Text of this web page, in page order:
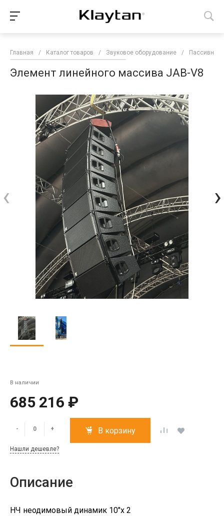
Главная / Каталог товаров / Звуковое оборудование / Пассивные
Элемент линейного массива JAB-V8
‹ ›
В наличии
685 216 ₽
- + В корзину
Нашли дешевле?
Описание
НЧ неодимовый динамик 10"x 2